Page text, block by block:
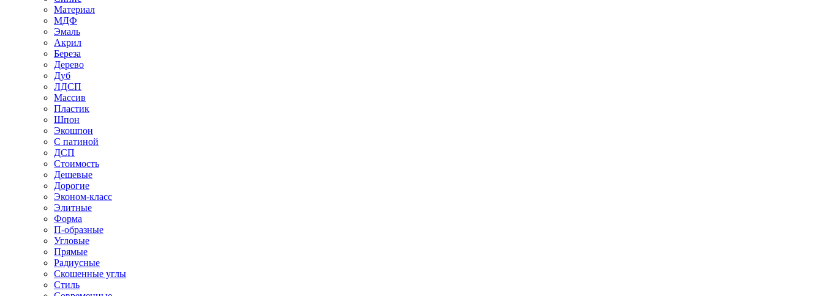
Материал
МДФ
Эмаль
Акрил
Береза
Дерево
Дуб
ЛДСП
Массив
Пластик
Шпон
Экошпон
С патиной
ДСП
Стоимость
Дешевые
Дорогие
Эконом-класс
Элитные
Форма
П-образные
Угловые
Прямые
Радиусные
Скошенные углы
Стиль